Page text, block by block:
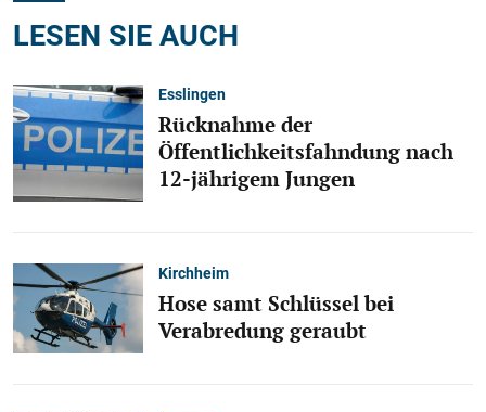
LESEN SIE AUCH
Esslingen
Rücknahme der
Öffentlichkeitsfahndung nach
12-jährigem Jungen
Kirchheim
Hose samt Schlüssel bei
Verabredung geraubt